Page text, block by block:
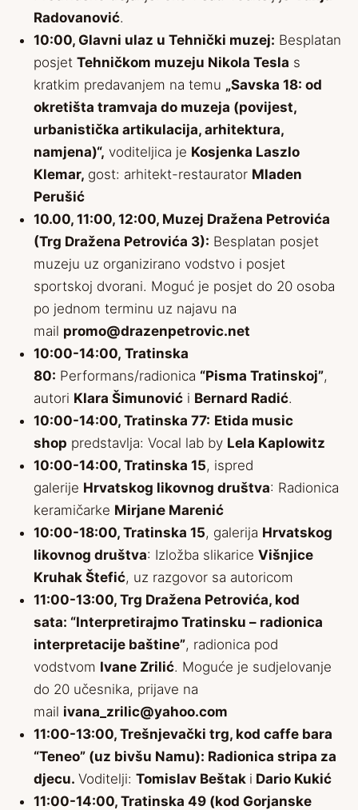
Radovanović.
10:00, Glavni ulaz u Tehnički muzej: Besplatan
posjet Tehničkom muzeju Nikola Tesla s
kratkim predavanjem na temu „Savska 18: od
okretišta tramvaja do muzeja (povijest,
urbanistička artikulacija, arhitektura,
namjena)“, voditeljica je Kosjenka Laszlo
Klemar, gost: arhitekt-restaurator Mladen
Perušić
10.00, 11:00, 12:00, Muzej Dražena Petrovića
(Trg Dražena Petrovića 3): Besplatan posjet
muzeju uz organizirano vodstvo i posjet
sportskoj dvorani. Moguć je posjet do 20 osoba
po jednom terminu uz najavu na
mail promo@drazenpetrovic.net
10:00-14:00, Tratinska
80: Performans/radionica “Pisma Tratinskoj”,
autori Klara Šimunović i Bernard Radić.
10:00-14:00, Tratinska 77: Etida music
shop predstavlja: Vocal lab by Lela Kaplowitz
10:00-14:00, Tratinska 15, ispred
galerije Hrvatskog likovnog društva: Radionica
keramičarke Mirjane Marenić
10:00-18:00, Tratinska 15, galerija Hrvatskog
likovnog društva: Izložba slikarice Višnjice
Kruhak Štefić, uz razgovor sa autoricom
11:00-13:00, Trg Dražena Petrovića, kod
sata: “Interpretirajmo Tratinsku – radionica
interpretacije baštine”, radionica pod
vodstvom Ivane Zrilić. Moguće je sudjelovanje
do 20 učesnika, prijave na
mail ivana_zrilic@yahoo.com
11:00-13:00, Trešnjevački trg, kod caffe bara
“Teneo” (uz bivšu Namu): Radionica stripa za
djecu. Voditelji: Tomislav Beštak i Dario Kukić
11:00-14:00, Tratinska 49 (kod Gorjanske